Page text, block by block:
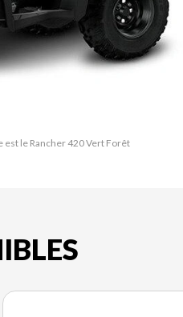
est le Rancher 420 Vert Forêt